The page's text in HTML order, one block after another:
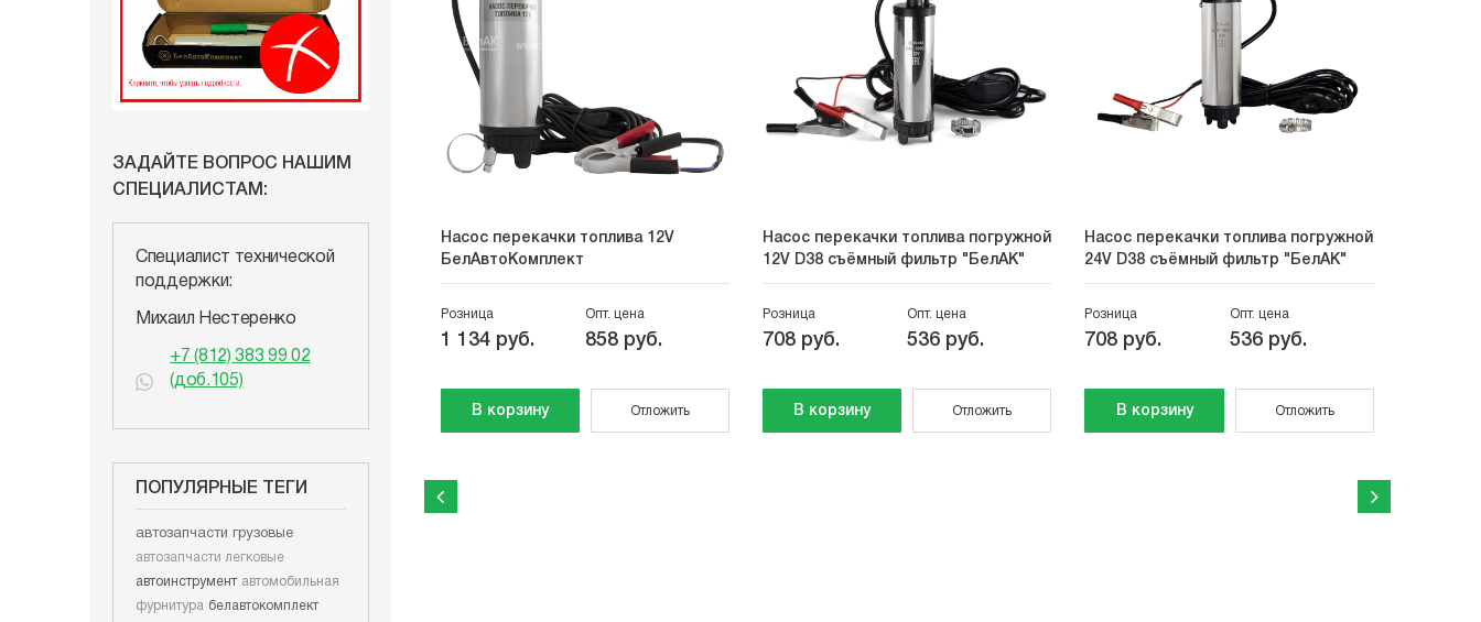
ЗАДАЙТЕ ВОПРОС НАШИМ
СПЕЦИАЛИСТАМ:
Специалист технической
поддержки:
Михаил Нестеренко
+7 (812) 383 99 02
(доб.105)
ПОПУЛЯРНЫЕ ТЕГИ
автозапчасти грузовые
автозапчасти легковые
автоинструмент автомобильная
фурнитура белавтокомплект
Насос перекачки топлива 12V
БелАвтоКомплект
Розница
1 134 руб.
Опт. цена
858 руб.
В корзину Отложить
Насос перекачки топлива погружной
12V D38 съёмный фильтр "БелАК"
Розница
708 руб.
Опт. цена
536 руб.
В корзину Отложить
Насос перекачки топлива погружной
24V D38 съёмный фильтр "БелАК"
Розница
708 руб.
Опт. цена
536 руб.
В корзину Отложить